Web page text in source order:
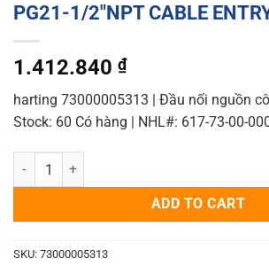
PG21-1/2″NPT CABLE
1.412.840 ₫
harting 73000005313 | Đầu nối nguồn
Stock: 60 Có hàng | NHL#: 617-73-00-
Đầu nối nguồn công suất lớn ADAPTER
ADD TO CART
SKU: 73000005313